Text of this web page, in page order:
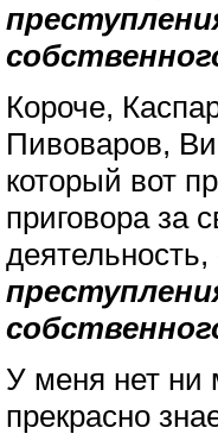
Короче,
Пивоваров,
который вот
приговора за
У меня нет ни
прекрасно